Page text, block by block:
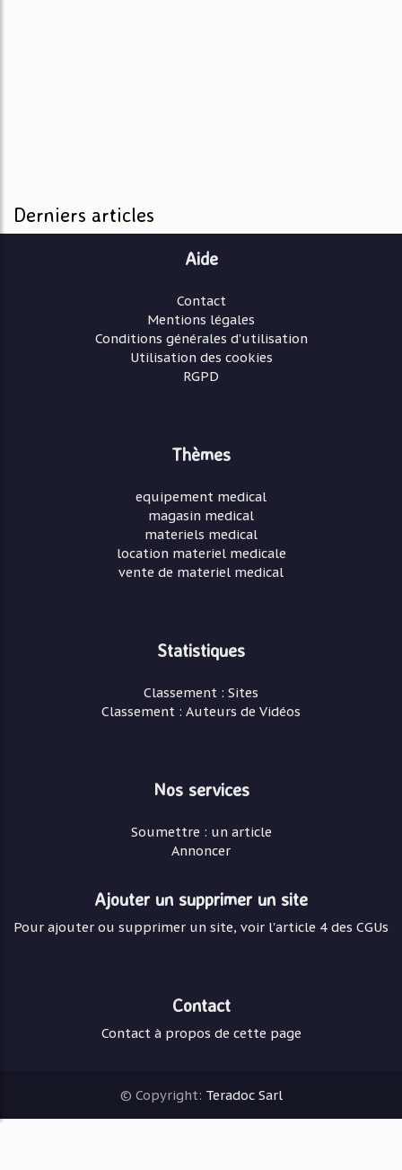
Derniers articles
Aide
Contact
Mentions légales
Conditions générales d'utilisation
Utilisation des cookies
RGPD
Thèmes
equipement medical
magasin medical
materiels medical
location materiel medicale
vente de materiel medical
Statistiques
Classement : Sites
Classement : Auteurs de Vidéos
Nos services
Soumettre : un article
Annoncer
Ajouter un supprimer un site
Pour ajouter ou supprimer un site, voir l'article 4 des CGUs
Contact
Contact à propos de cette page
© Copyright: Teradoc Sarl